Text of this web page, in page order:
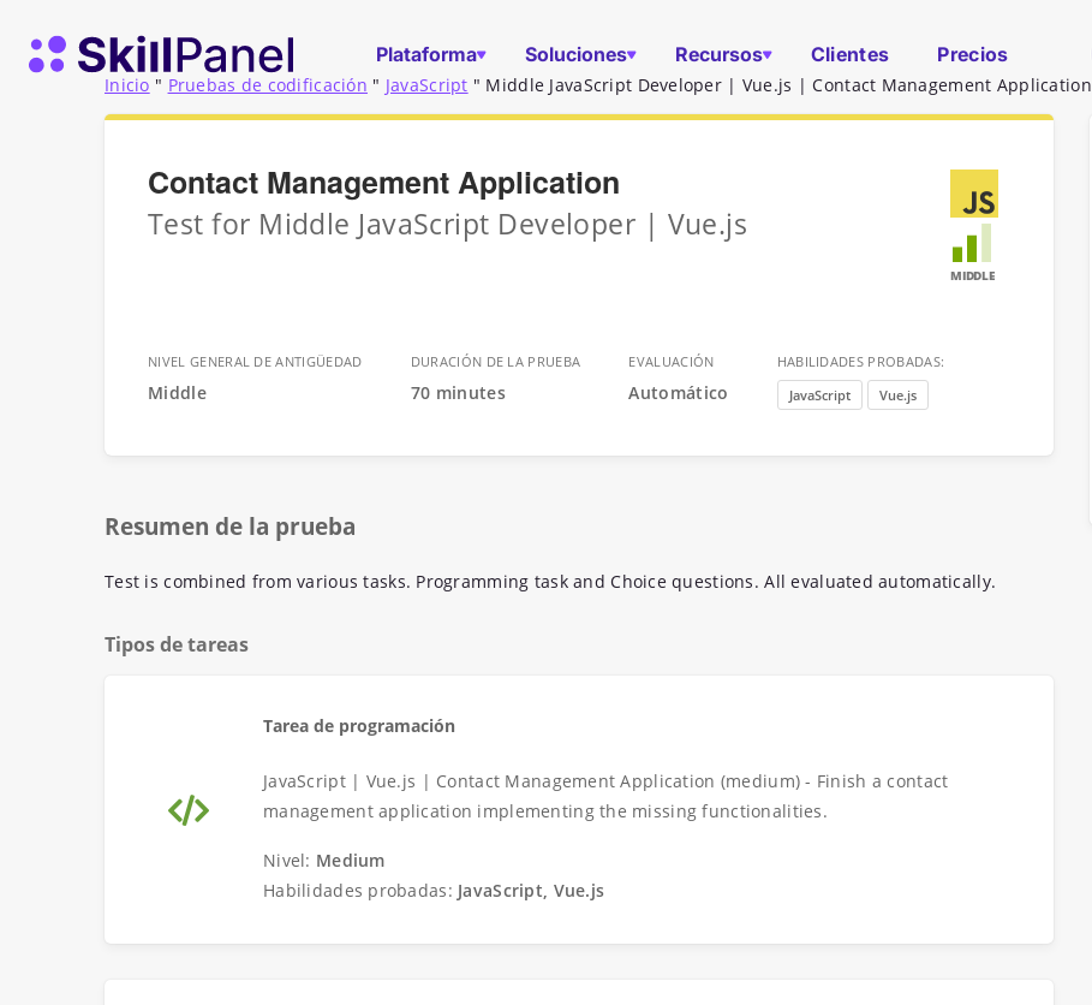
Página de inicio de SkillPanel
Plataforma Soluciones Recursos Clientes Precios
Inicio " Pruebas de codificación " JavaScript " Middle JavaScript Developer | Vue.js | Contact Management Application
MIDDLE
Contact Management Application
Test for Middle JavaScript Developer | Vue.js
NIVEL GENERAL DE ANTIGÜEDAD
Middle
DURACIÓN DE LA PRUEBA
70 minutes
EVALUACIÓN
Automático
HABILIDADES PROBADAS:
JavaScript
Vue.js
Resumen de la prueba
Test is combined from various tasks. Programming task and Choice questions. All evaluated automatically.
Tipos de tareas
Tarea de programación
JavaScript | Vue.js | Contact Management Application (medium) - Finish a contact
management application implementing the missing functionalities.
Nivel: Medium
Habilidades probadas: JavaScript, Vue.js